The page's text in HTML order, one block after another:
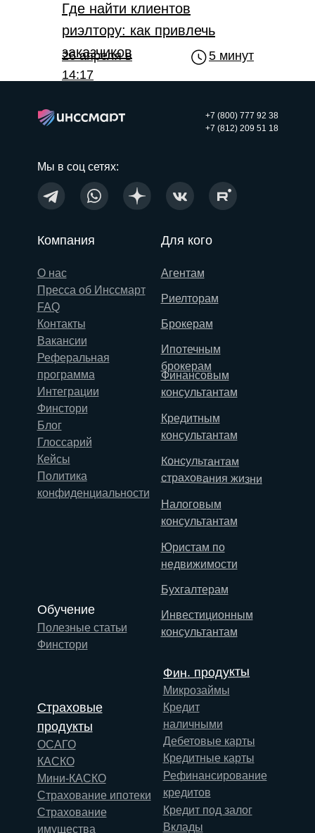
Где найти клиентов
риэлтору: как привлечь
заказчиков
26 апреля в
14:17
5 минут
+7 (800) 777 92 38
+7 (812) 209 51 18
Мы в соц сетях:
Для кого
Агентам
Риелторам
Брокерам
Ипотечным
брокерам
Кредитным
консультантам
Консультантам
страхования жизни
Налоговым
консультантам
Инвестиционным
консультантам
Бухгалтерам
Юристам по
недвижимости
Финансовым
консультантам
Обучение
Полезные статьи
Финстори
Фин. продукты
Микрозаймы
Кредит
наличными
Дебетовые карты
Кредитные карты
Рефинансирование
кредитов
Кредит под залог
Вклады
Страховые
продукты
ОСАГО
КАСКО
Мини-КАСКО
Страхование ипотеки
Страхование
имущества
Компания
О нас
Пресса об Инссмарт
FAQ
Контакты
Вакансии
Реферальная
программа
Интеграции
Финстори
Блог
Глоссарий
Кейсы
Политика
конфиденциальности